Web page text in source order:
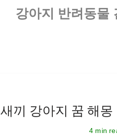
강아지 반려동물
새끼 강아지 꿈 해몽
4 min